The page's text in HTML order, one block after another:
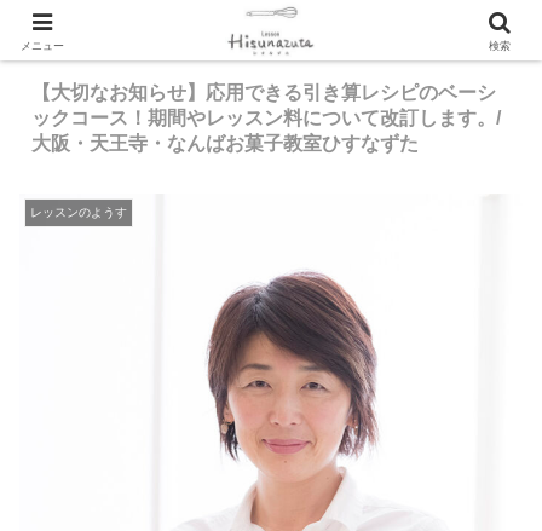
【大切なお知らせ】応用できる引き算レシピのベーシ
ックコース！期間やレッスン料について改訂します。/
大阪・天王寺・なんばお菓子教室ひすなずた
レッスンのようす
メニュー 検索